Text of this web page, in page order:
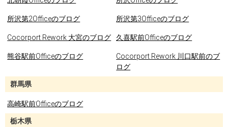
所沢第2Officeのブログ 所沢第3Officeのブログ
Cocorport Rework 大宮のブログ 久喜駅前Officeのブログ
熊谷駅前Officeのブログ
Cocorport Rework 川口駅前のブ
ログ
群馬県
高崎駅前Officeのブログ
栃木県